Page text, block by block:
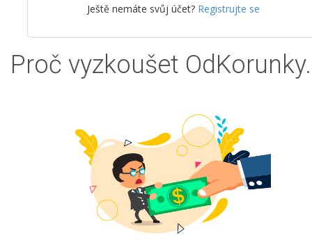
Ještě nemáte svůj účet? Registrujte se
Proč vyzkoušet